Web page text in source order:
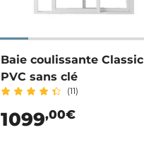
Baie coulissante Classic
PVC sans clé
(11)
1099,00€